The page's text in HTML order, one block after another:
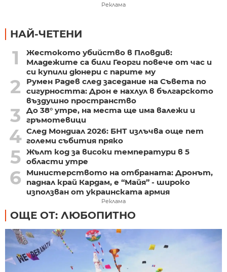
Реклама
НАЙ-ЧЕТЕНИ
1
Жестокото убийство в Пловдив:
Младежите са били Георги повече от час и
си купили дюнери с парите му
2
Румен Радев след заседание на Съвета по
сигурността: Дрон е нахлул в българското
въздушно пространство
3
До 38° утре, на места ще има валежи и
гръмотевици
4 След Мондиал 2026: БНТ излъчва още пет
големи събития пряко
5 Жълт код за високи температури в 5
области утре
6
Министерството на отбраната: Дронът,
паднал край Кардам, е “Майя” - широко
използван от украинската армия
Реклама
ОЩЕ ОТ: ЛЮБОПИТНО